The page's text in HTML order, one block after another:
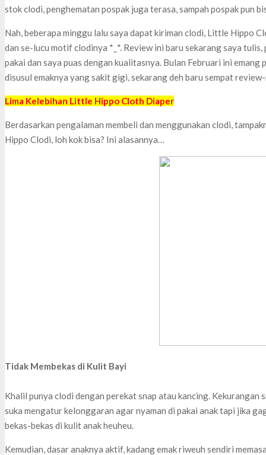
stok clodi, penghematan pospak juga terasa, sampah pospak pun
Nah, beberapa minggu lalu saya dapat kiriman clodi, Little Hippo
dan se-lucu motif clodinya *_*. Review ini baru sekarang saya
pakai dan saya puas dengan kualitasnya. Bulan Februari ini emang
disusul emaknya yang sakit gigi, sekarang deh baru sempat
Lima Kelebihan Little Hippo Cloth Diaper
Berdasarkan pengalaman membeli dan menggunakan clodi,
Hippo Clodi, loh kok bisa? Ini alasannya…
Tidak Membekas di Kulit Bayi
Khalil punya clodi dengan perekat snap atau kancing. Kekurangan
suka mengatur kelonggaran agar nyaman di pakai anak tapi jika
bekas-bekas di kulit anak heuheu.
Kemudian, dasar anaknya aktif, kadang emak riweuh sendiri